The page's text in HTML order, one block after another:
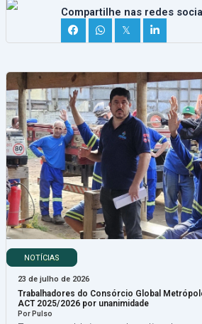
Compartilhe nas redes
𝕏
NOTÍCIAS
23 de julho de 2026
Trabalhadores do Consórcio Global
ACT 2025/2026 por unanimidade
Por Pulso